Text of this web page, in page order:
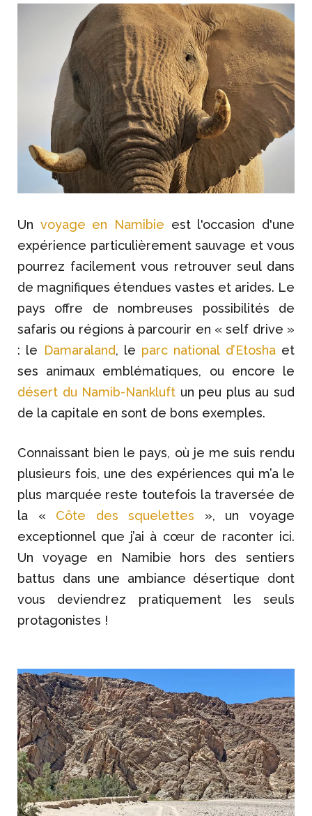
Un voyage en Namibie est l'occasion d'une
expérience particulièrement sauvage et vous
pourrez facilement vous retrouver seul dans
de magnifiques étendues vastes et arides. Le
pays offre de nombreuses possibilités de
safaris ou régions à parcourir en « self drive »
: le Damaraland, le parc national d’Etoshaet
ses animaux emblématiques, ou encore le
désert du Namib-Nankluft un peu plus au sud
de la capitale en sont de bons exemples.
Connaissant bien le pays, où je me suis rendu
plusieurs fois, une des expériences qui m’a le
plus marquée reste toutefois la traversée de
la « Côte des squelettes », un voyage
exceptionnel que j’ai à cœur de raconter ici.
Un voyage en Namibie hors des sentiers
battus dans une ambiance désertique dont
vous deviendrez pratiquement les seuls
protagonistes !